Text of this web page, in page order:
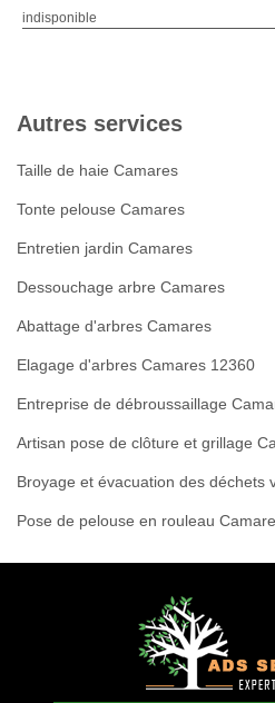
indisponible
Autres services
Taille de haie Camares
Tonte pelouse Camares
Entretien jardin Camares
Dessouchage arbre Camares
Abattage d'arbres Camares
Elagage d'arbres Camares 12360
Entreprise de débroussaillage
Artisan pose de clôture et grillage
Broyage et évacuation des déchets
Pose de pelouse en rouleau